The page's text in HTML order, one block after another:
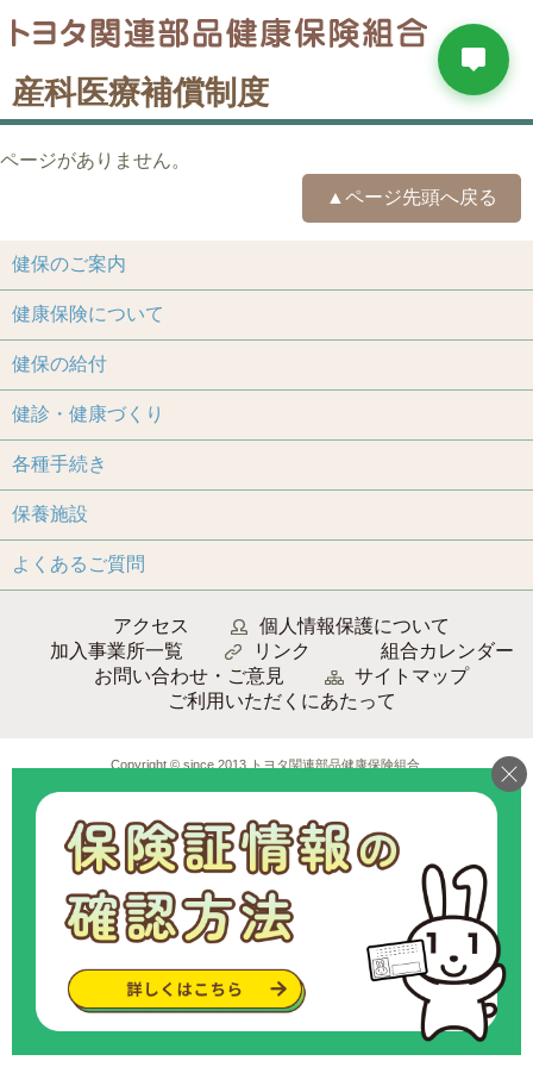
産科医療補償制度
ページがありません。
▲ページ先頭へ戻る
健保のご案内
健康保険について
健保の給付
健診・健康づくり
各種手続き
保養施設
よくあるご質問
アクセス
個人情報保護について
加入事業所一覧
リンク
組合カレンダー
お問い合わせ・ご意見
サイトマップ
ご利用いただくにあたって
Copyright © since 2013 トヨタ関連部品健康保険組合.